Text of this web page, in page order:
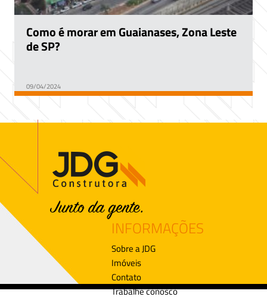
Como é morar em Guaianases, Zona Leste
de SP?
09/04/2024
INFORMAÇÕES
Sobre a JDG
Imóveis
Contato
Trabalhe conosco